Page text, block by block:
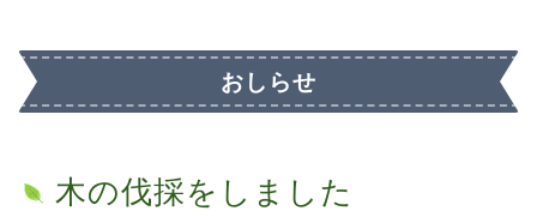
おしらせ
木の伐採をしました